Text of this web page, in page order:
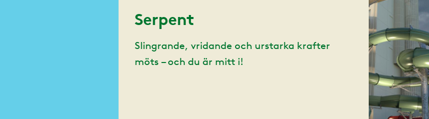
Serpent
Slingrande, vridande och urstarka krafter
möts – och du är mitt i!